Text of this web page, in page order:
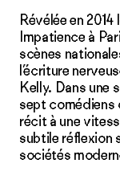
Révélée en
Impatience à
scènes
l’écriture
Kelly. Dans une
sept comédiens
récit à une
subtile réflexion
sociétés